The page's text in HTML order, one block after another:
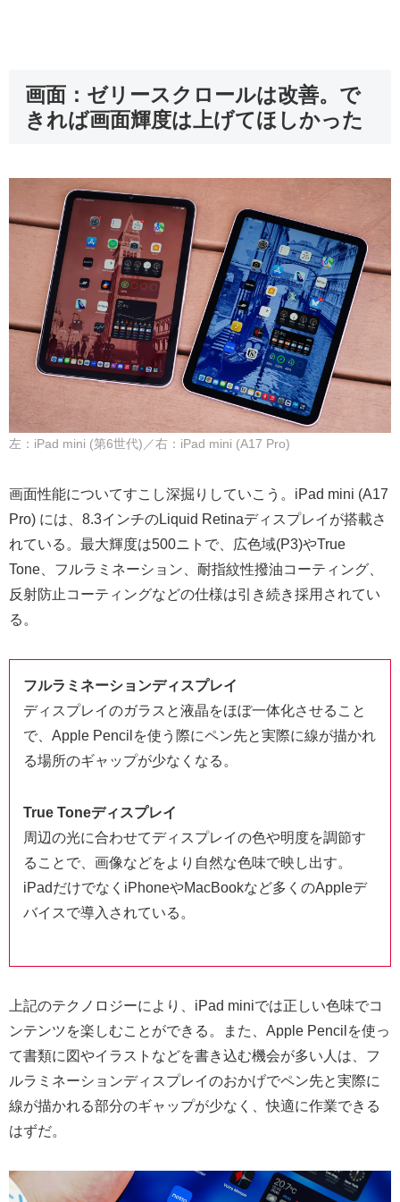
画面：ゼリースクロールは改善。で
きれば画面輝度は上げてほしかった
左：iPad mini (第6世代)／右：iPad mini (A17 Pro)
画面性能についてすこし深掘りしていこう。iPad mini (A17
Pro) には、8.3インチのLiquid Retinaディスプレイが搭載さ
れている。最大輝度は500ニトで、広色域(P3)やTrue
Tone、フルラミネーション、耐指紋性撥油コーティング、
反射防止コーティングなどの仕様は引き続き採用されてい
る。
フルラミネーションディスプレイ
ディスプレイのガラスと液晶をほぼ一体化させること
で、Apple Pencilを使う際にペン先と実際に線が描かれ
る場所のギャップが少なくなる。
True Toneディスプレイ
周辺の光に合わせてディスプレイの色や明度を調節す
ることで、画像などをより自然な色味で映し出す。
iPadだけでなくiPhoneやMacBookなど多くのAppleデ
バイスで導入されている。
上記のテクノロジーにより、iPad miniでは正しい色味でコ
ンテンツを楽しむことができる。また、Apple Pencilを使っ
て書類に図やイラストなどを書き込む機会が多い人は、フ
ルラミネーションディスプレイのおかげでペン先と実際に
線が描かれる部分のギャップが少なく、快適に作業できる
はずだ。